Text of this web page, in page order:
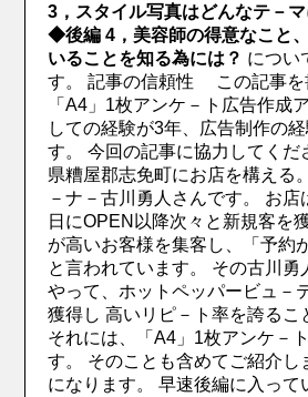
3，スタイル写真はどんなテ－
◆後編 4，美容師の得意なこと
いることを知る為には？ につい
す。
記事の信頼性
この記事を
「A4」1枚アンケ－ト広告作成
しての経験が3年、広告制作の
す。
今回の記事に協力してくだ
県糟屋郡志免町にお店を構える。
－ナ－古川勇人さんです。
お店
日にOPEN以降次々と新規客を
が高いお客様を集客し、「予約
と言われています。
その古川勇
やって、ホットペッパービュ－
獲得し 高いリピ－ト率を誇るこ
それには、「A4」1枚アンケ－
す。
そのことも含めてご紹介し
になります。
早速後編に入って